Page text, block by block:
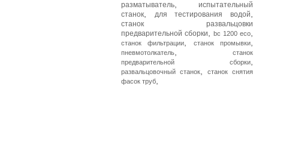
разматыватель
испытательный
станок
для тестирования водой
станок развальцовки
предварительной сборки
bc 1200 eco
станок фильтрации станок промывки
пневмотолкатель
станок
предварительной сборки
развальцовочный станок
станок снятия
фасок труб